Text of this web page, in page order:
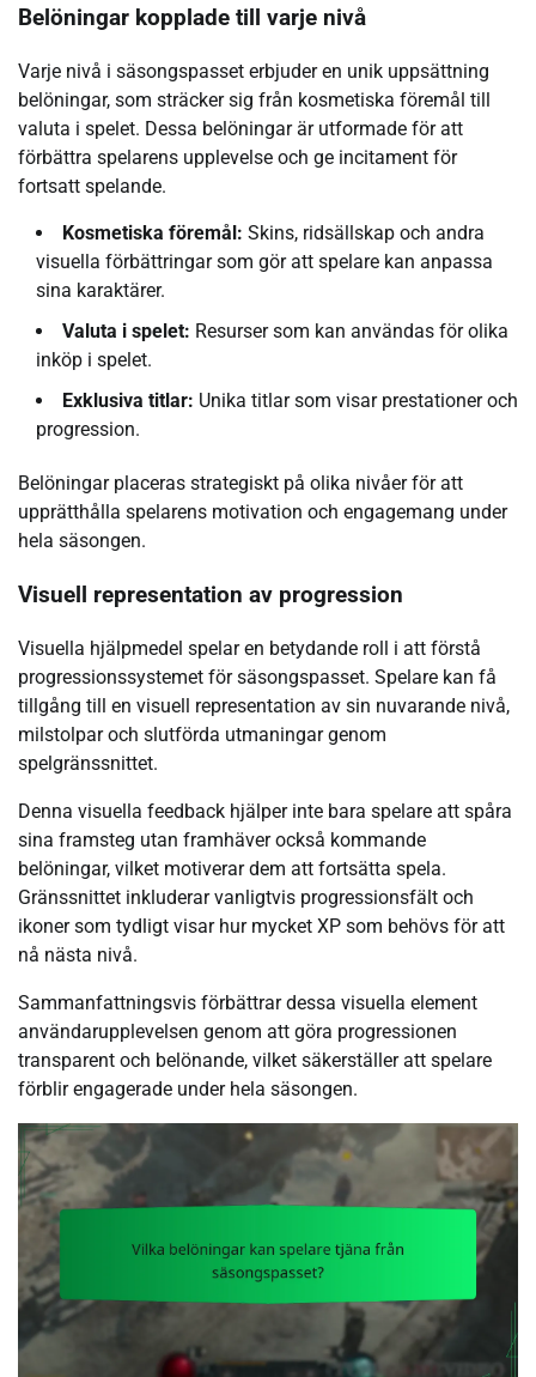
Belöningar kopplade till varje nivå
Varje nivå i säsongspasset erbjuder en unik uppsättning
belöningar, som sträcker sig från kosmetiska föremål till
valuta i spelet. Dessa belöningar är utformade för att
förbättra spelarens upplevelse och ge incitament för
fortsatt spelande.
Kosmetiska föremål: Skins, ridsällskap och andra
visuella förbättringar som gör att spelare kan anpassa
sina karaktärer.
Valuta i spelet: Resurser som kan användas för olika
inköp i spelet.
Exklusiva titlar: Unika titlar som visar prestationer och
progression.
Belöningar placeras strategiskt på olika nivåer för att
upprätthålla spelarens motivation och engagemang under
hela säsongen.
Visuell representation av progression
Visuella hjälpmedel spelar en betydande roll i att förstå
progressionssystemet för säsongspasset. Spelare kan få
tillgång till en visuell representation av sin nuvarande nivå,
milstolpar och slutförda utmaningar genom
spelgränssnittet.
Denna visuella feedback hjälper inte bara spelare att spåra
sina framsteg utan framhäver också kommande
belöningar, vilket motiverar dem att fortsätta spela.
Gränssnittet inkluderar vanligtvis progressionsfält och
ikoner som tydligt visar hur mycket XP som behövs för att
nå nästa nivå.
Sammanfattningsvis förbättrar dessa visuella element
användarupplevelsen genom att göra progressionen
transparent och belönande, vilket säkerställer att spelare
förblir engagerade under hela säsongen.